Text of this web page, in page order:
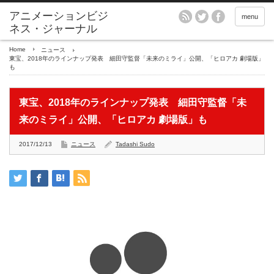
アニメーションビジ
ネス・ジャーナル
menu
Home
ニュース
東宝、2018年のラインナップ発表 細田守監督「未来のミライ」公開、「ヒロアカ 劇場版」
も
東宝、2018年のラインナップ発表 細田守監督「未
来のミライ」公開、「ヒロアカ 劇場版」も
2017/12/13 ニュース Tadashi Sudo